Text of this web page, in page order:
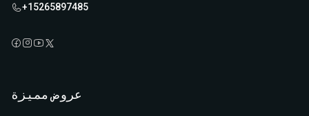
+15265897485
عروض مميزة